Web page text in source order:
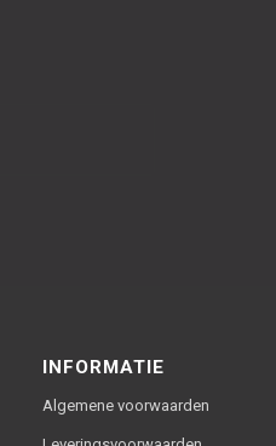
INFORMATIE
Algemene voorwaarden